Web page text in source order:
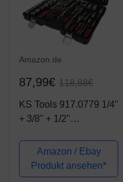
Amazon.de
87,99€ 118,88€
KS Tools 917.0779 1/4"
+ 3/8" + 1/2"
179-tlg.Amazon / Ebay
Produkt ansehen*